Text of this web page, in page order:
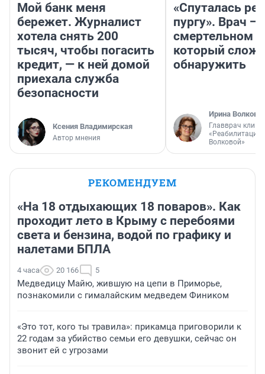
Мой банк меня
бережет. Журналист
хотела снять 200
тысяч, чтобы погасить
кредит, — к ней домой
приехала служба
безопасности
Ксения Владимирская
Автор мнения
«Спуталась
пургу». Врач —
смертельном
который
обнаружить
Ирина Волкова
Главврач
«Реабилитация
Волковой»
РЕКОМЕНДУЕМ
«На 18 отдыхающих 18 поваров». Как
проходит лето в Крыму с перебоями
света и бензина, водой по графику и
налетами БПЛА
4 часа 20 166 5
Медведицу Майю, жившую на цепи в Приморье,
познакомили с гималайским медведем Фиником
«Это тот, кого ты травила»: прикамца приговорили к
22 годам за убийство семьи его девушки, сейчас он
звонит ей с угрозами